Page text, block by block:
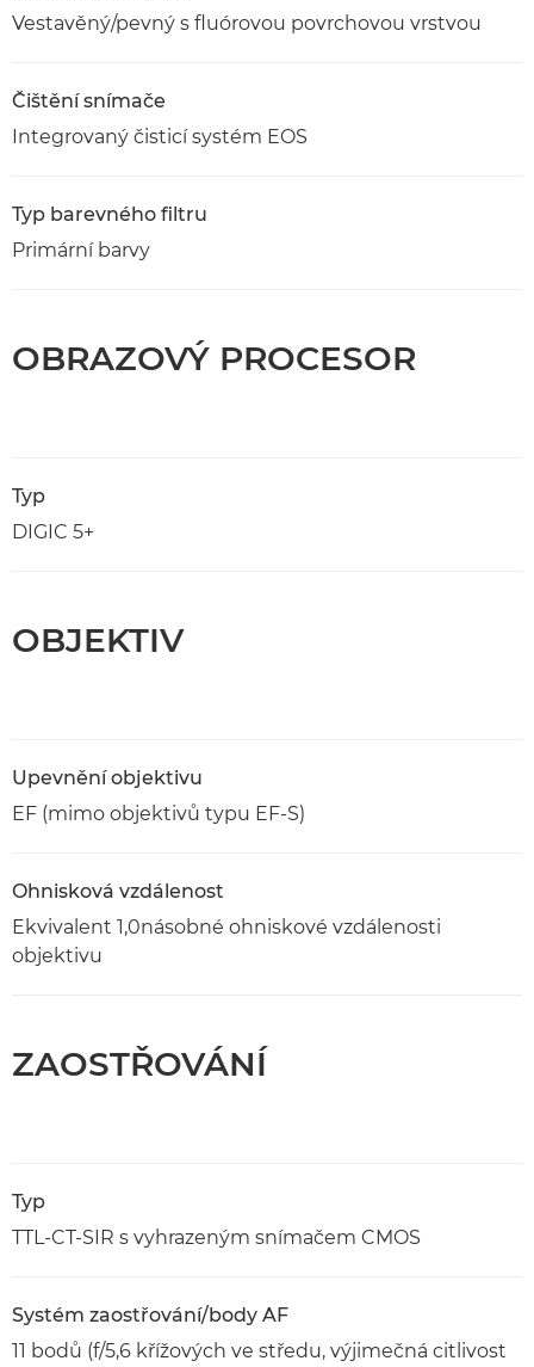
Vestavěný/pevný s fluórovou povrchovou vrstvou
Čištění snímače
Integrovaný čisticí systém EOS
Typ barevného filtru
Primární barvy
OBRAZOVÝ PROCESOR
Typ
DIGIC 5+
OBJEKTIV
Upevnění objektivu
EF (mimo objektivů typu EF-S)
Ohnisková vzdálenost
Ekvivalent 1,0násobné ohniskové vzdálenosti
objektivu
ZAOSTŘOVÁNÍ
Typ
TTL-CT-SIR s vyhrazeným snímačem CMOS
Systém zaostřování/body AF
11 bodů (f/5,6 křížových ve středu, výjimečná citlivost